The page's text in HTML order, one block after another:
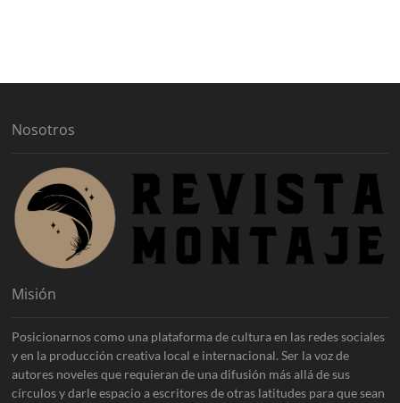
Nosotros
Misión
Posicionarnos como una plataforma de cultura en las redes sociales
y en la producción creativa local e internacional. Ser la voz de
autores noveles que requieran de una difusión más allá de sus
círculos y darle espacio a escritores de otras latitudes para que sean